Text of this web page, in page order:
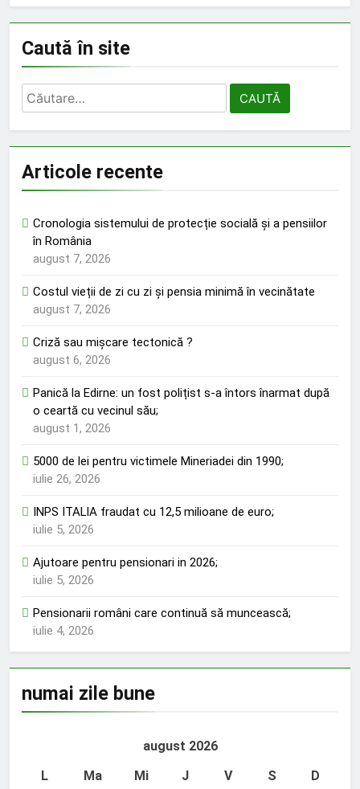
Caută în site
Caută
după:
Articole recente
Cronologia sistemului de protecție socială și a pensiilor
în România
august 7, 2026
Costul vieții de zi cu zi și pensia minimă în vecinătate
august 7, 2026
Criză sau mișcare tectonică ?
august 6, 2026
Panică la Edirne: un fost polițist s-a întors înarmat după
o ceartă cu vecinul său;
august 1, 2026
5000 de lei pentru victimele Mineriadei din 1990;
iulie 26, 2026
INPS ITALIA fraudat cu 12,5 milioane de euro;
iulie 5, 2026
Ajutoare pentru pensionari in 2026;
iulie 5, 2026
Pensionarii români care continuă să muncească;
iulie 4, 2026
numai zile bune
august 2026
L
Ma Mi J V S
D